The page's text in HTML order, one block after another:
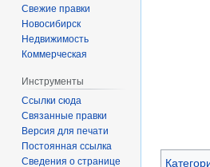
Свежие правки
Новосибирск
Недвижимость
Коммерческая
Инструменты
Ссылки сюда
Связанные правки
Версия для печати
Постоянная ссылка
Сведения о странице